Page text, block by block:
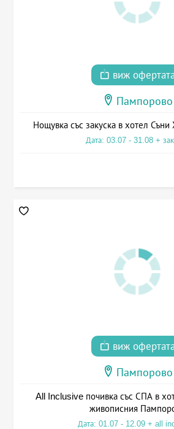
виж
Пампорово
Нощувка със закуска в хотел
Дата: 03.07 - 31.08 +
виж
Пампорово
All Inclusive почивка със СПА в
живописния
Дата: 01.07 - 12.09 + all